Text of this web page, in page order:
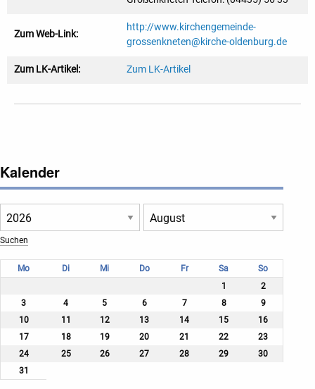
Zum Web-Link:
http://www.kirchengemeinde-
grossenkneten@kirche-oldenburg.de
Zum LK-Artikel: Zum LK-Artikel
Kalender
Mo Di Mi Do Fr Sa
So
1
2
3
4 5 6 7 8
9
10
11 12 13 14 15
16
17
18 19 20 21 22
23
24
25 26 27 28 29
30
31